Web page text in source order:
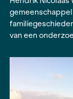
jarenlange
Groningse
over de
van een